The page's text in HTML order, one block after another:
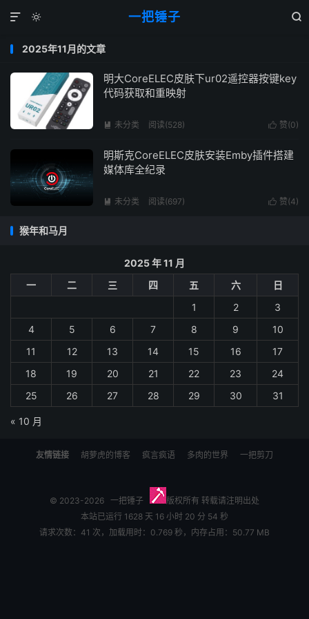
一把锤子 


2025年11月的文章
明大CoreELEC皮肤下ur02遥控器按键key
代码获取和重映射
 赞(0)
 未分类 阅读(528)
明斯克CoreELEC皮肤安装Emby插件搭建
媒体库全纪录
 赞(4)
 未分类 阅读(697)
猴年和马月
2025 年 11 月
一
二 三 四 五 六
日
1
2
3
4
5 6 7 8 9
10
11
12 13 14 15 16
17
18
19 20 21 22 23
24
25
26 27 28 29 30 31
« 10 月
友情链接 胡萝虎的博客 疯言疯语 多肉的世界 一把剪刀
© 2023-2026 一把锤子
版权所有 转载请注明出处
本站已运行 1628 天 16 小时 20 分 54 秒
请求次数：41 次，加载用时：0.769 秒，内存占用：50.77 MB